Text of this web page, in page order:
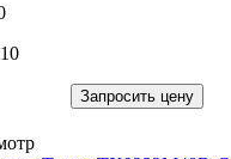
Запросить цену